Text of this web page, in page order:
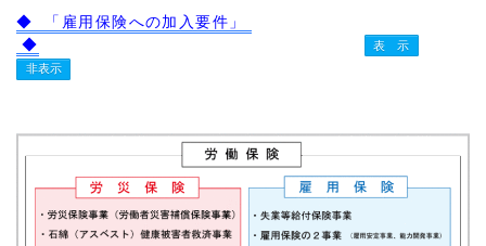
◆ 「雇用保険への加入要件」
◆